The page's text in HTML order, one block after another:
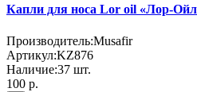
Капли для носа Lor oil «Лор-
Производитель:Musafir
Артикул:KZ876
Наличие:37 шт.
100 р.